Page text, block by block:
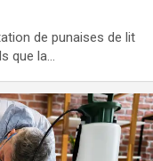
de punaises de lit
que la…